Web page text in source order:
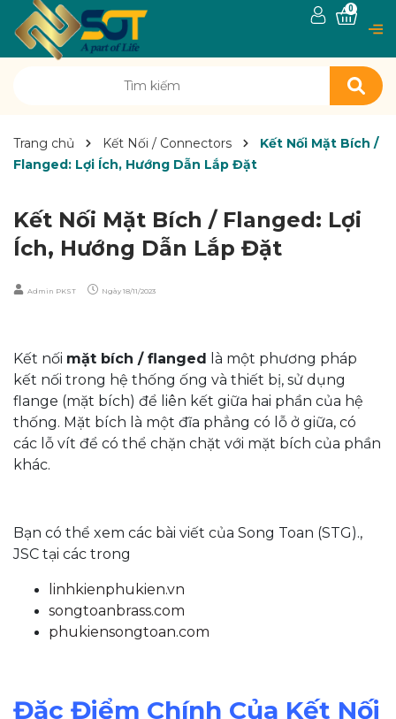
0
Trang chủ Kết Nối / Connectors
Kết Nối Mặt Bích /
Flanged: Lợi Ích, Hướng Dẫn Lắp Đặt
Kết Nối Mặt Bích / Flanged: Lợi
Ích, Hướng Dẫn Lắp Đặt
Admin PKST Ngày 18/11/2023
Kết nối mặt bích / flanged là một phương pháp
kết nối trong hệ thống ống và thiết bị, sử dụng
flange (mặt bích) để liên kết giữa hai phần của hệ
thống. Mặt bích là một đĩa phẳng có lỗ ở giữa, có
các lỗ vít để có thể chặn chặt với mặt bích của phần
khác.
Bạn có thể xem các bài viết của Song Toan (STG).,
JSC tại các trong
linhkienphukien.vn
songtoanbrass.com
phukiensongtoan.com
Đặc Điểm Chính Của Kết Nối